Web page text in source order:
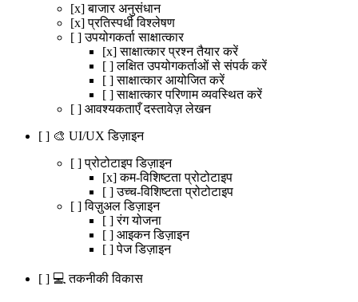
[x] बाजार अनुसंधान
[x] प्रतिस्पर्धी विश्लेषण
[ ] उपयोगकर्ता साक्षात्कार
[x] साक्षात्कार प्रश्न तैयार करें
[ ] लक्षित उपयोगकर्ताओं से संपर्क करें
[ ] साक्षात्कार आयोजित करें
[ ] साक्षात्कार परिणाम व्यवस्थित करें
[ ] आवश्यकताएँ दस्तावेज़ लेखन
[ ] 🎨 UI/UX डिज़ाइन
[ ] प्रोटोटाइप डिज़ाइन
[x] कम-विशिष्टता प्रोटोटाइप
[ ] उच्च-विशिष्टता प्रोटोटाइप
[ ] विज़ुअल डिज़ाइन
[ ] रंग योजना
[ ] आइकन डिज़ाइन
[ ] पेज डिज़ाइन
[ ] 💻 तकनीकी विकास